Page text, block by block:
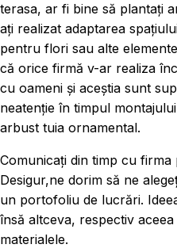
terasa, ar fi bine să plantați
ați realizat adaptarea
pentru flori sau alte
că orice firmă v-ar realiza
cu oameni și aceștia sunt
neatenție în timpul
arbust tuia ornamental.
Comunicați din timp cu
Desigur,ne dorim să ne
un portofoliu de lucrări.
însă altceva, respectiv
materialele.